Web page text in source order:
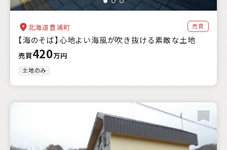
北海道豊浦町 売買
【海のそば】心地よい海風が吹き抜ける素敵な土地
売買420万円
土地のみ